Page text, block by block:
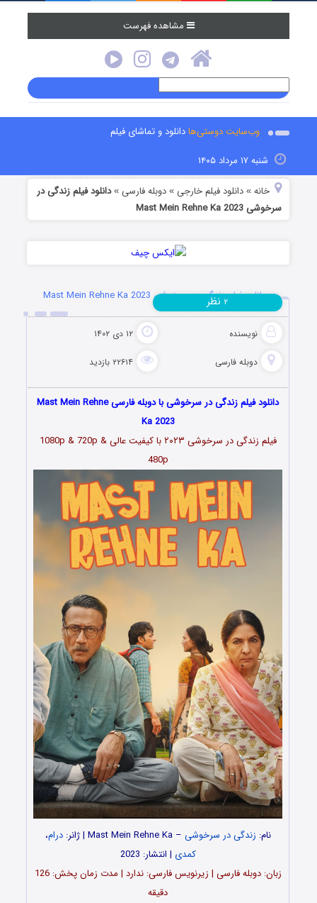
مشاهده فهرست
وب‌سایت دوستی‌هادانلود و تماشای فیلم
شنبه ۱۷ مرداد ۱۴۰۵
خانه »دانلود فیلم خارجی »دوبله فارسی »دانلود فیلم زندگی در
سرخوشی Mast Mein Rehne Ka 2023
دانلود فیلم زندگی در سرخوشی Mast Mein Rehne Ka 2023
نویسنده ۱۲ دی ۱۴۰۲
دوبله فارسی ۲۲۶۱۴ بازدید
۲ نظر
دانلود فیلم زندگی در سرخوشی با دوبله فارسی Mast Mein Rehne
Ka 2023
فیلم زندگی در سرخوشی ۲۰۲۳ با کیفیت عالی 1080p & 720p &
480p
نام: زندگی در سرخوشی –Mast Mein Rehne Ka | ژانر: درام،
کمدی | انتشار: 2023
زبان: دوبله فارسی | زیرنویس فارسی: ندارد | مدت زمان پخش: 126
دقیقه